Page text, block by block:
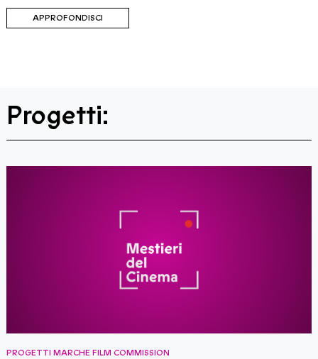
APPROFONDISCI
Progetti:
PROGETTI MARCHE FILM COMMISSION